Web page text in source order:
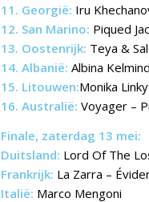
11. Georgië: Iru
12. San Marino: Piqued
13. Oostenrijk: Teya &
14. Albanië: Albina
15. Litouwen:Monika
16. Australië: Voyager –
Finale, zaterdag 13 mei:
Duitsland: Lord Of The
Frankrijk: La Zarra –
Italië: Marco Mengoni